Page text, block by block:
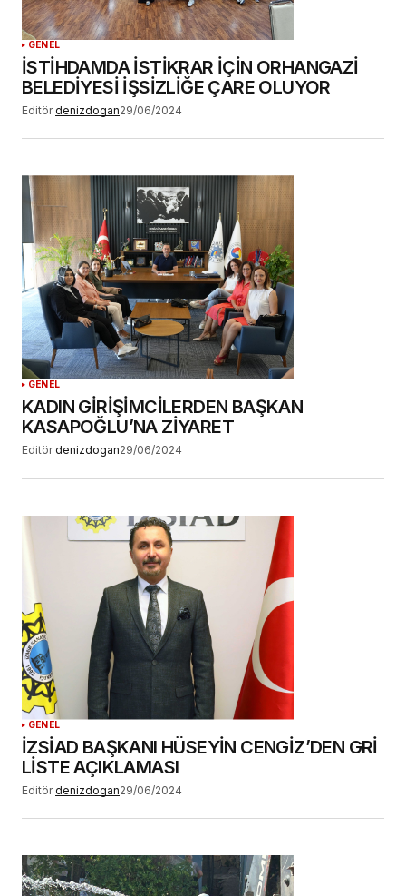
GENEL
İSTİHDAMDA İSTİKRAR İÇİN ORHANGAZİ
BELEDİYESİ İŞSİZLİĞE ÇARE OLUYOR
Editör denizdogan29/06/2024
GENEL
KADIN GİRİŞİMCİLERDEN BAŞKAN
KASAPOĞLU’NA ZİYARET
Editör denizdogan29/06/2024
GENEL
İZSİAD BAŞKANI HÜSEYİN CENGİZ’DEN GRİ
LİSTE AÇIKLAMASI
Editör denizdogan29/06/2024